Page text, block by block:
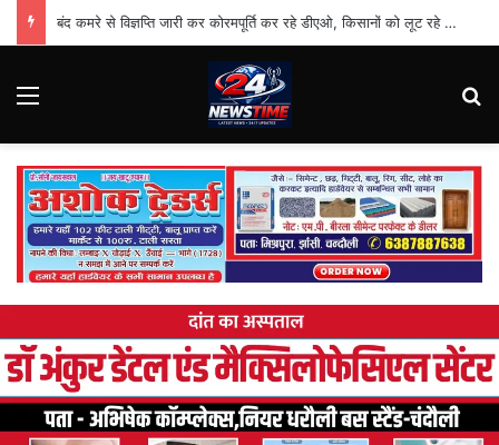
बंद कमरे से विज्ञप्ति जारी कर कोरमपूर्ति कर रहे डीएओ, किसानों को लूट रहे निजी दुकानदार
Menu